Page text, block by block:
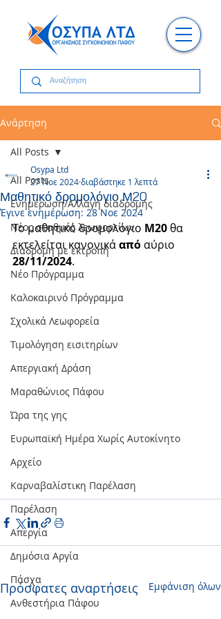
Ανάρτηση
All Posts
Ενημέρωση/Αλλαγή διαδρομής
Νέος σταθμός λεωφορείων
Διαδρομή με εκτροπή
Νέο Πρόγραμμα
Καλοκαιρινό Πρόγραμμα
Σχολικά Λεωφορεία
Τιμολόγηση εισιτηρίων
Απεργιακή Δράση
Μαραθώνιος Πάφου
Ώρα της γης
Ευρωπαϊκή Ημέρα Χωρίς Αυτοκίνητο
Αρχείο
Καρναβαλίστικη Παρέλαση
Παρέλαση
Απεργία
Δημόσια Αργία
Πάσχα
Ανθεστήρια Πάφου
All Posts
Μαθητικό δρομολόγιο Μ20
Osypa Ltd
27 Νοε 2024διαβάστηκε 1 λεπτά
Έγινε ενημέρωση: 28 Νοε 2024
Το μαθητικό δρομολόγιο Μ20 θα
εκτελείται κανονικά από αύριο
28/11/2024.
Πρόσφατες αναρτήσεις Εμφάνιση όλων